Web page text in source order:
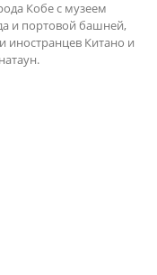
Кобе с музеем
и портовой башней,
иностранцев Китано и